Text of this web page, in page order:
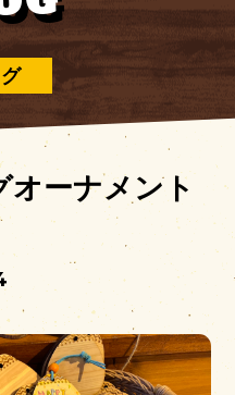
オーナメント